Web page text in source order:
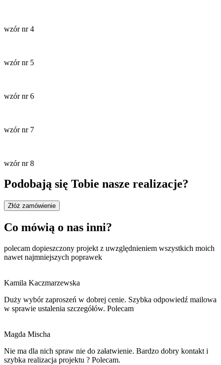
wzór nr 4
wzór nr 5
wzór nr 6
wzór nr 7
wzór nr 8
Podobają się Tobie nasze realizacje?
Złóż zamówienie
Co mówią o nas inni?
polecam dopieszczony projekt z uwzględnieniem wszystkich moich
nawet najmniejszych poprawek
Kamila Kaczmarzewska
Duży wybór zaproszeń w dobrej cenie. Szybka odpowiedź mailowa
w sprawie ustalenia szczegółów. Polecam
Magda Mischa
Nie ma dla nich spraw nie do załatwienie. Bardzo dobry kontakt i
szybka realizacja projektu ? Polecam.